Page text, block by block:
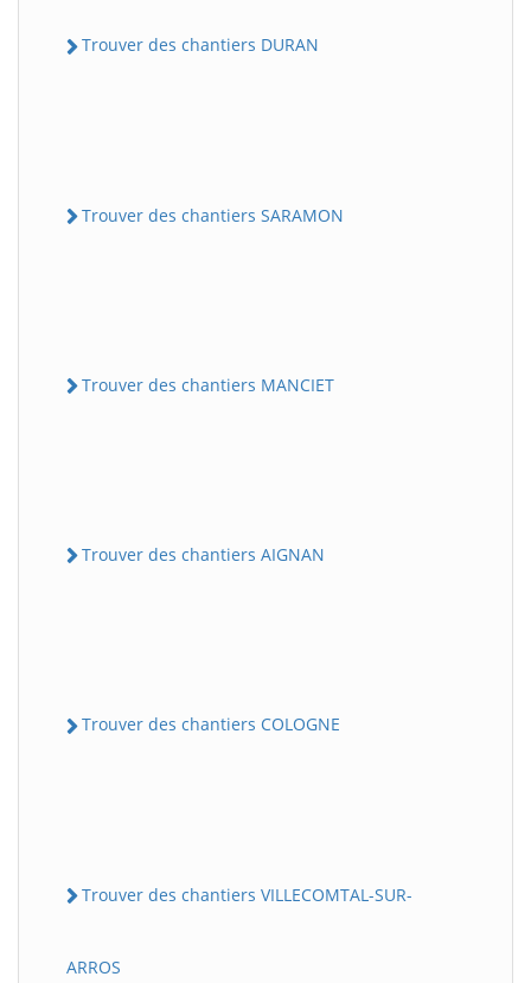
Trouver des chantiers DURAN
Trouver des chantiers SARAMON
Trouver des chantiers MANCIET
Trouver des chantiers AIGNAN
Trouver des chantiers COLOGNE
Trouver des chantiers VILLECOMTAL-SUR-
ARROS